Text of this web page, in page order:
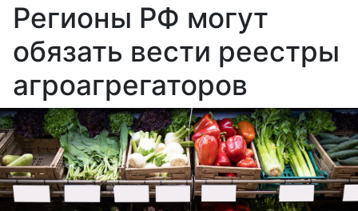
Регионы РФ могут
обязать вести реестры
агроагрегаторов